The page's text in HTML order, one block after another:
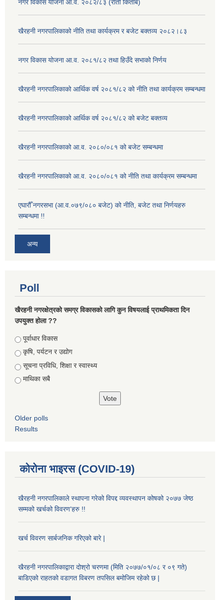
नगर विकास योजना आ.व. २०८२/८३ (रातो किताब)
खैरहनी नगरपालिकाको नीति तथा कार्यक्रम र बजेट बक्तव्य २०८२।८३
नगर विकास योजना आ.व. २०८१/८२ तथा हिउँदे सभाको निर्णय
खैरहनी नगरपालिकाको आर्थिक वर्ष २०८१/८२ को नीति तथा कार्यक्रम सम्बन्धमा
खैरहनी नगरपालिकाको आर्थिक वर्ष २०८१/८२ को बजेट बक्तव्य
खैरहनी नगरपालिकाको आ.व. २०८०/०८१ को बजेट सम्बन्धमा
खैरहनी नगरपालिकाको आ.व. २०८०/०८१ को नीति तथा कार्यक्रम सम्बन्धमा
एघारौँ नगरसभा (आ.व.०७९/०८० बजेट) को नीति, बजेट तथा निर्णयहरु
सम्बन्धमा !!
अन्य
Poll
खैरहनी नगरक्षेत्रको समग्र विकासको लागि कुन विषयलाई प्राथमिकता दिन
उपयुक्त होला ??
Choices
पूर्वाधार विकास
कृषि, पर्यटन र उद्योग
सूचना प्रविधि, शिक्षा र स्वास्थ्य
माथिका सबै
Older polls
Results
कोरोना भाइरस (COVID-19)
खैरहनी नगरपालिकाले स्थापना गरेको विपद्द व्यवस्थापन कोषको २०७७ जेष्ठ
सम्मको खर्चको विवरण'हरु !!
खर्च विवरण सार्बजनिक गरिएको बारे |
खैरहनी नगरपालिकाद्वारा दोश्रो चरणमा (मिति २०७७/०१/०८ र ०९ गते)
बाडिएको राहतको वडागत विबरण तपसिल बमोजिम रहेको छ |